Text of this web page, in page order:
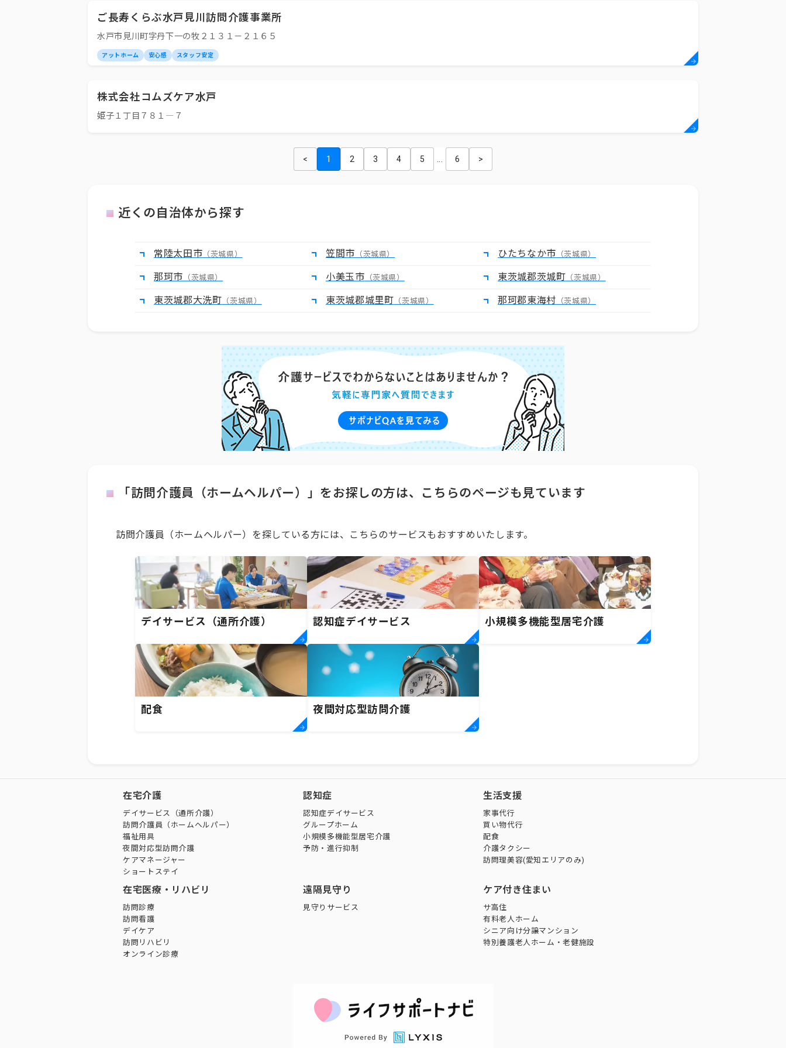
ご長寿くらぶ水戸見川訪問介護事業所
水戸市見川町字丹下一の牧２１３１－２１６５
アットホーム 安心感 スタッフ安定
株式会社コムズケア水戸
姫子１丁目７８１―７
< 1 2 3 4 5 6 >
近くの自治体から探す
常陸太田市 （茨城県） 笠間市 （茨城県） ひたちなか市 （茨城県）
那珂市 （茨城県） 小美玉市 （茨城県） 東茨城郡茨城町 （茨城県）
東茨城郡大洗町 （茨城県） 東茨城郡城里町 （茨城県） 那珂郡東海村 （茨城県）
「訪問介護員（ホームヘルパー）」をお探しの方は、こちらのページも見ています
訪問介護員（ホームヘルパー）を探している方には、こちらのサービスもおすすめいたします。
デイサービス（通所介護） 認知症デイサービス 小規模多機能型居宅介護
配食 夜間対応型訪問介護
在宅介護
デイサービス（通所介護）
訪問介護員（ホームヘルパー）
福祉用具
夜間対応型訪問介護
ケアマネージャー
ショートステイ
認知症
認知症デイサービス
グループホーム
小規模多機能型居宅介護
予防・進行抑制
生活支援
家事代行
買い物代行
配食
介護タクシー
訪問理美容(愛知エリアのみ)
在宅医療・リハビリ
訪問診療
訪問看護
デイケア
訪問リハビリ
オンライン診療
遠隔見守り
見守りサービス
ケア付き住まい
サ高住
有料老人ホーム
シニア向け分譲マンション
特別養護老人ホーム・老健施設